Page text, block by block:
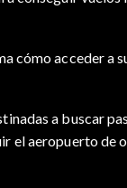
acceder a
a buscar
el aeropuerto de